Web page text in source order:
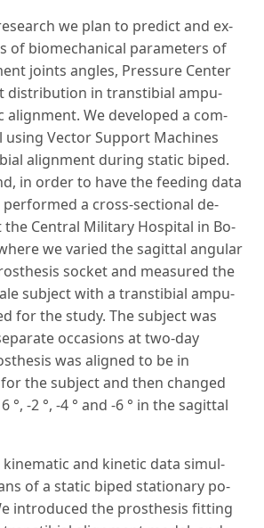
we plan to predict and ex­
of biomechanical parameters of
joints angles, Pressure Center
distribution in transtibial ampu­
alignment. We developed a com­
Vector Support Machines
alignment during static biped.
in order to have the feeding data
performed a cross-sectional de­
the Central Military Hospital in Bo­
we varied the sagittal angular
socket and measured the
subject with a transtibial ampu­
for the study. The subject was
occasions at two-day
was aligned to be in
the subject and then changed
°, -2 °, -4 ° and -6 ° in the sagittal
kinematic and kinetic data simul­
of a static biped stationary po­
introduced the prosthesis fitting